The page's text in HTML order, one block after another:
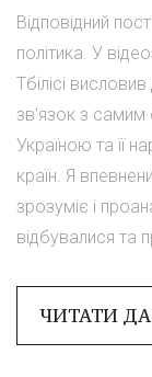
Відповідний
політика. У
Тбілісі
зв'язок з самим
Україною та її
країн. Я
зрозуміє і
відбувалися та
ЧИТАТИ